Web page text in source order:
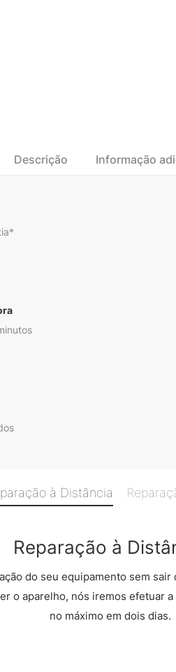
Descrição Informação
à Distância
Reparação à
do seu equipamento sem
o aparelho, nós iremos efetuar
no máximo em dois dias.